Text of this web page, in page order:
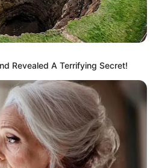
Revealed A Terrifying Secret!